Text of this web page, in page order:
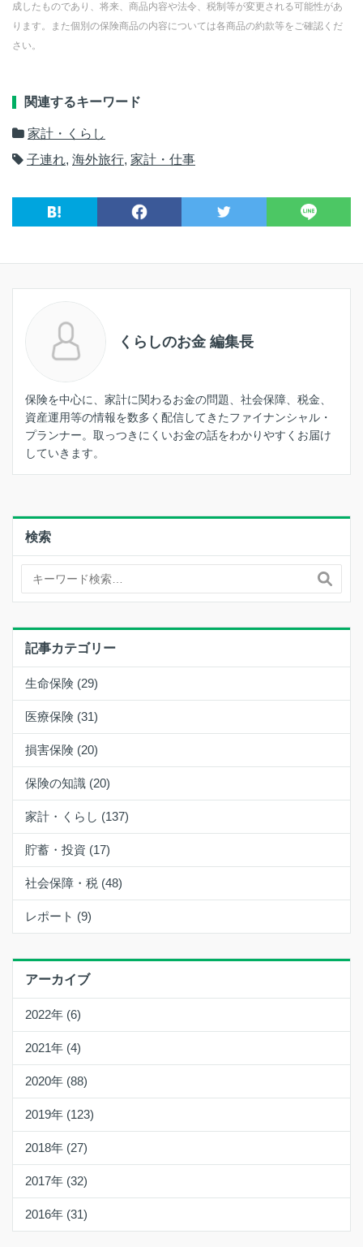
成したものであり、将来、商品内容や法令、税制等が変更される可能性があ
ります。また個別の保険商品の内容については各商品の約款等をご確認くだ
さい。
関連するキーワード
家計・くらし
子連れ, 海外旅行, 家計・仕事
くらしのお金 編集長
保険を中心に、家計に関わるお金の問題、社会保障、税金、
資産運用等の情報を数多く配信してきたファイナンシャル・
プランナー。取っつきにくいお金の話をわかりやすくお届け
していきます。
検索
記事カテゴリー
生命保険 (29)
医療保険 (31)
損害保険 (20)
保険の知識 (20)
家計・くらし (137)
貯蓄・投資 (17)
社会保障・税 (48)
レポート (9)
アーカイブ
2022年 (6)
2021年 (4)
2020年 (88)
2019年 (123)
2018年 (27)
2017年 (32)
2016年 (31)